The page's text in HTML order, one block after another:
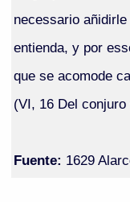
necessario
entienda, y por
que se acomode
(VI, 16 Del
Fuente: 1629